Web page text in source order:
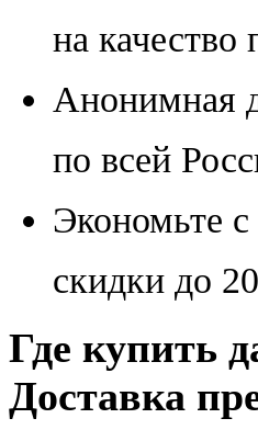
на качество
Анонимная
по всей
Экономьте
скидки до
Где купить
Доставка